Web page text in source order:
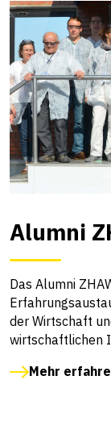
Alumni
Das Alumni
der Wirtschaft
wirtschaftlichen
Mehr